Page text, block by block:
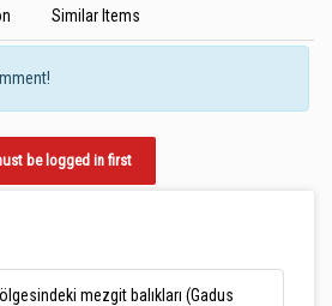
Similar Items
be logged in first
mezgit balıkları (Gadus